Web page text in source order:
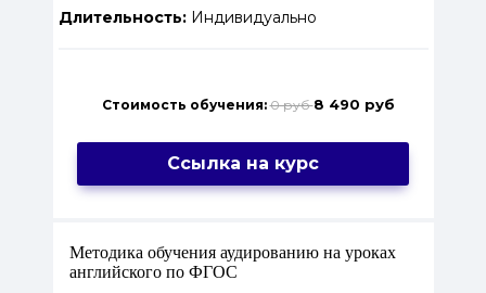
Длительность:Индивидуально
Стоимость обучения: 0 руб8 490 руб
Ссылка на курс
Методика обучения аудированию на уроках
английского по ФГОС